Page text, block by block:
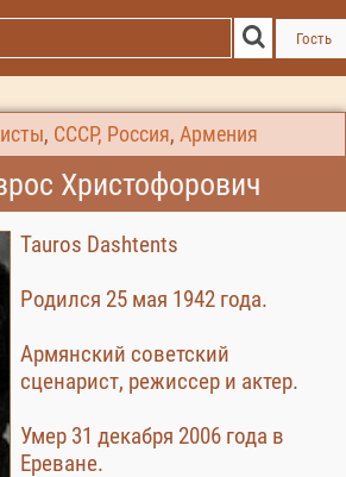
Гость
, СССР, Россия, Армения
Христофорович
Tauros Dashtents
Родился 25 мая 1942 года.
Армянский советский
сценарист, режиссер и актер.
Умер 31 декабря 2006 года в
Ереване.